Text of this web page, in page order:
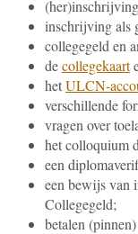
inschrijving als
collegegeld en
decollegekaart
hetULCN-
verschillende
vragen over
het colloquium
een
een bewijs van
Collegegeld;
betalen